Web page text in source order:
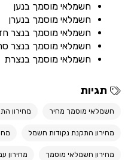
חשמלאי מוסמך בנען
חשמלאי מוסמך בנערן
חשמלאי מוסמך בנצר
חשמלאי מוסמך בנצר
חשמלאי מוסמך בנצרת
תגיות
חשמלאי מוסמך מחיר מחירון
מחירון התקנת נקודות חשמל
מחירון חשמלאי מוסמך מחירון